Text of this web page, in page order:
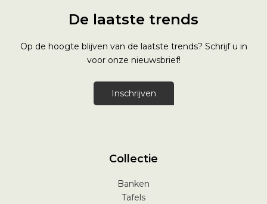
De laatste trends
Op de hoogte blijven van de laatste trends? Schrijf u in
voor onze nieuwsbrief!
Inschrijven
Collectie
Banken
Tafels